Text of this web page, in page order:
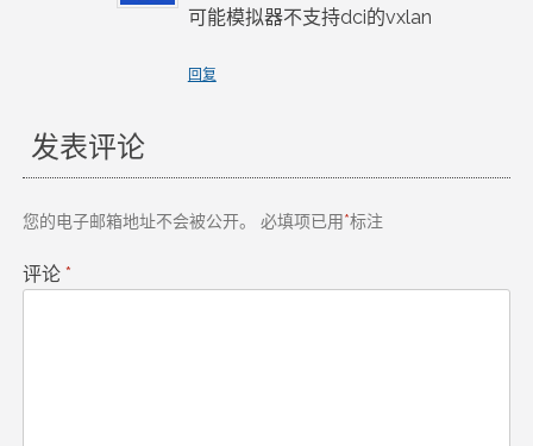
可能模拟器不支持dci的vxlan
回复
发表评论
您的电子邮箱地址不会被公开。 必填项已用*标注
评论 *